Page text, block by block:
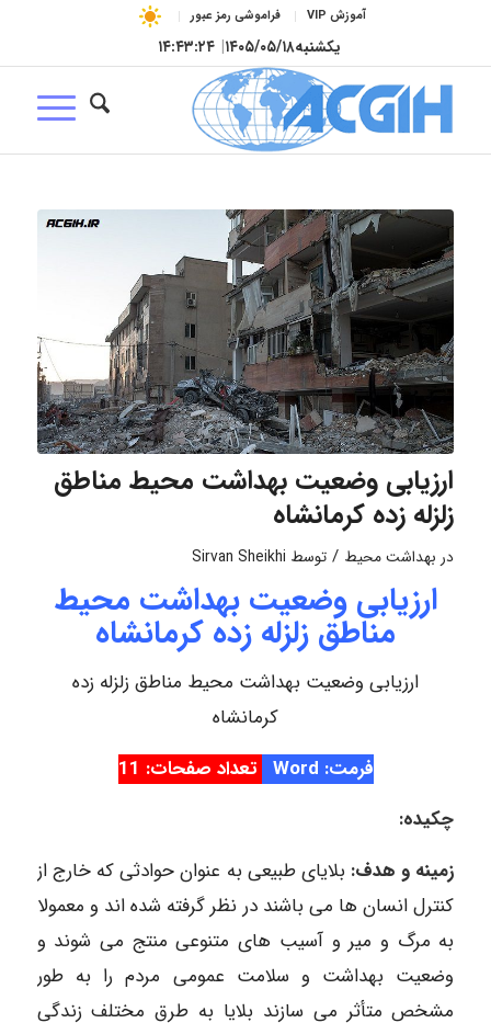
آموزش VIP فراموشی رمز عبور
یکشنبه۱۴۰۵/۰۵/۱۸| ۱۴:۴۳:۲۵
ارزیابی وضعیت بهداشت محیط مناطق
زلزله زده کرمانشاه
در بهداشت محیط / توسط Sirvan Sheikhi
ارزیابی وضعیت بهداشت محیط
مناطق زلزله زده کرمانشاه
ارزیابی وضعیت بهداشت محیط مناطق زلزله زده
کرمانشاه
فرمت: Word
تعداد صفحات: 11
چکیده:
زمینه و هدف: بلایای طبیعی به عنوان حوادثی که خارج از
کنترل انسان ها می باشند در نظر گرفته شده اند و معمولا
به مرگ و میر و آسیب های متنوعی منتج می شوند و
وضعیت بهداشت و سلامت عمومی مردم را به طور
مشخص متأثر می سازند بلایا به طرق مختلف زندگی